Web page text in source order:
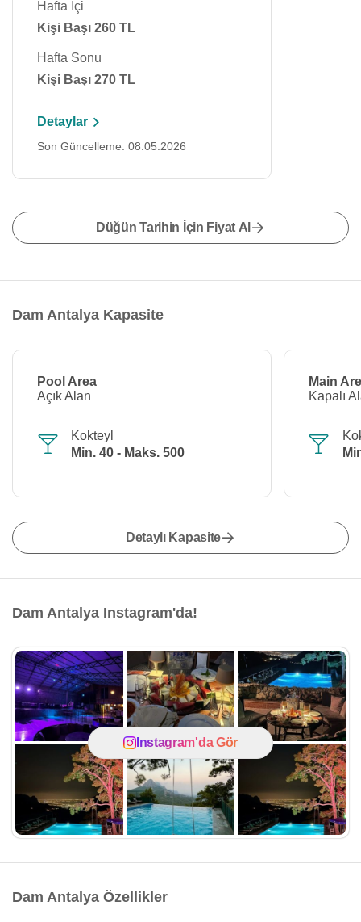
Hafta İçi
Kişi Başı 260 TL
Hafta Sonu
Kişi Başı 270 TL
Detaylar
Son Güncelleme: 08.05.2026
Düğün Tarihin İçin Fiyat Al
Dam Antalya Kapasite
Pool Area
Açık Alan
Kokteyl
Min. 40 - Maks. 500
Main
Kapalı
Detaylı Kapasite
Dam Antalya Instagram'da!
Instagram'da Gör
Dam Antalya Özellikler